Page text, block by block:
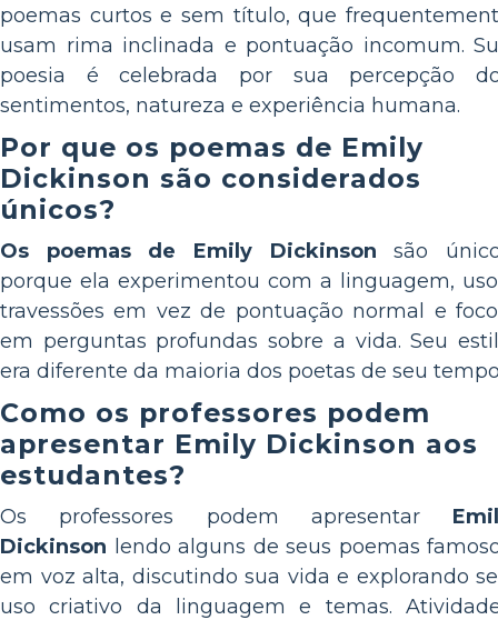
poemas curtos e sem título, que
usam rima inclinada e pontuação incomum.
poesia é celebrada por sua percepção
sentimentos, natureza e experiência humana.
Por que os poemas de Emily
Dickinson são considerados
únicos?
Os poemas de Emily Dickinson são
porque ela experimentou com a linguagem,
travessões em vez de pontuação normal e
em perguntas profundas sobre a vida. Seu
era diferente da maioria dos poetas de seu
Como os professores podem
apresentar Emily Dickinson aos
estudantes?
Os professores podem apresentar
Dickinson lendo alguns de seus poemas
em voz alta, discutindo sua vida e explorando
uso criativo da linguagem e temas.